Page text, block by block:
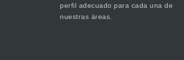
perfil adecuado para cada una de
nuestras áreas.